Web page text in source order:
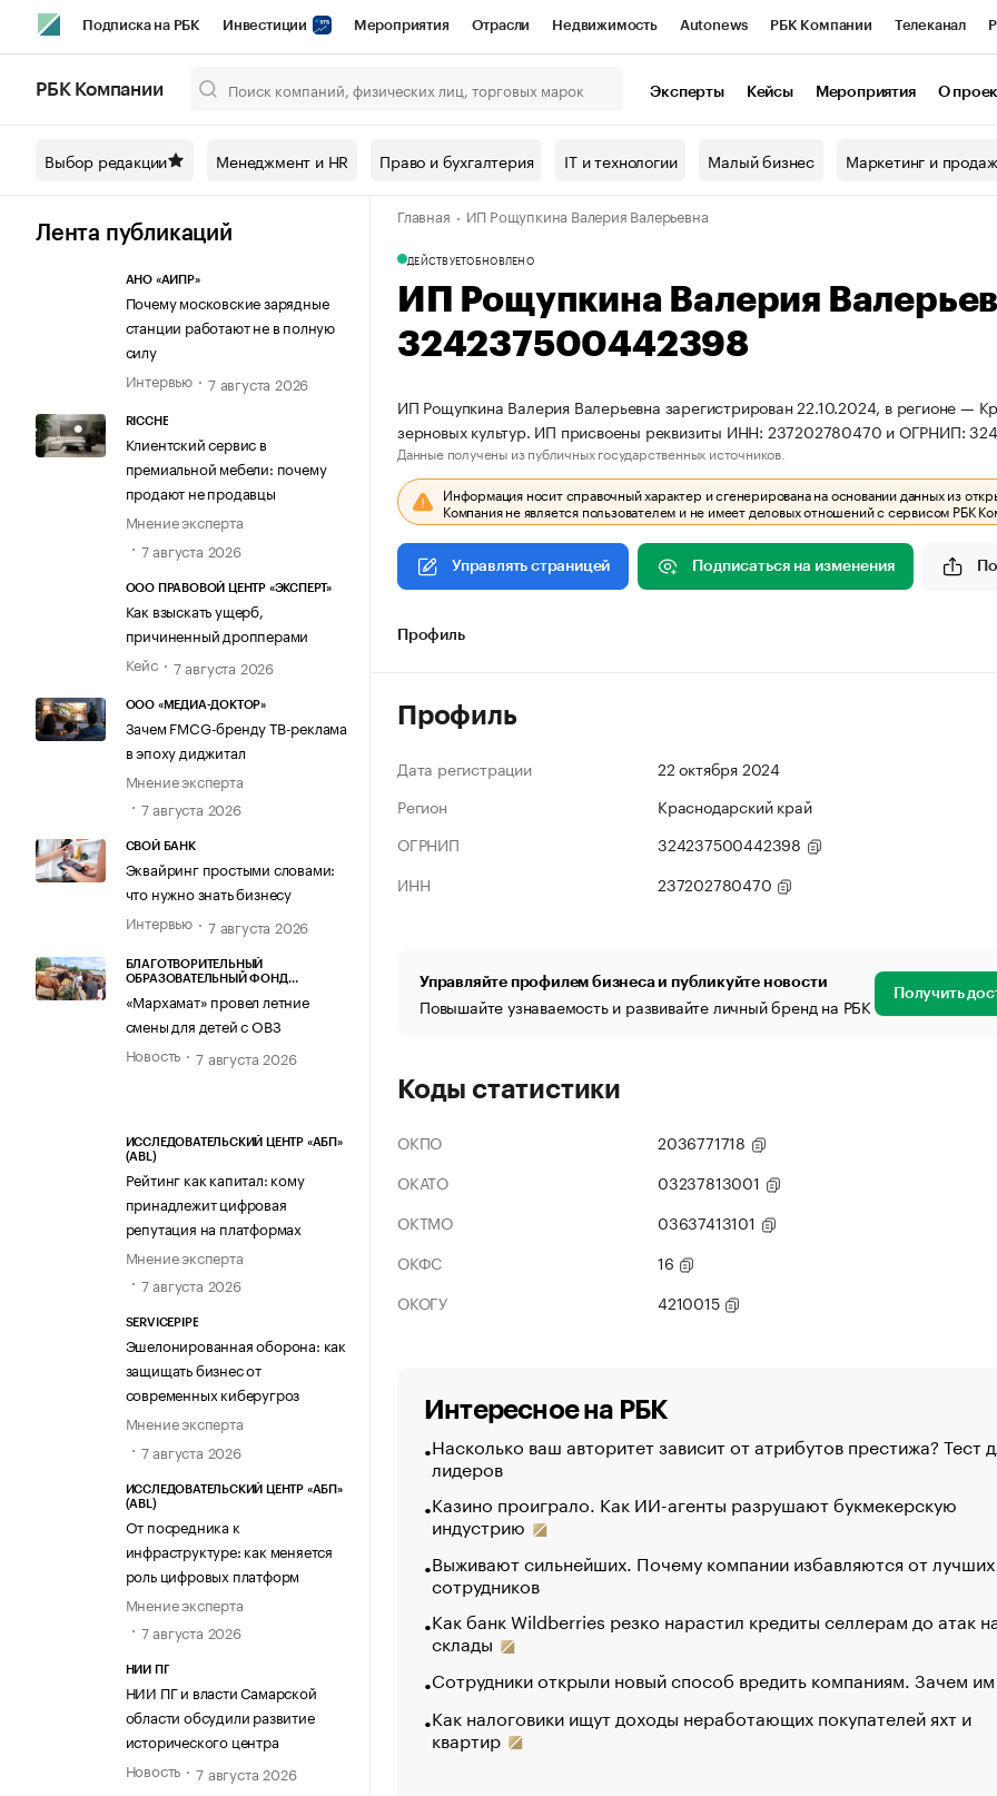
Подписка на РБК Инвестиции Мероприятия Отрасли Недвижимость Autonews РБК Компании Телеканал
Спецпроекты СПб Конференции СПб Спецпроекты Проверка контрагентов
Технологии и медиа Рынок наличной валюты
РБК Компании Эксперты Кейсы Мероприятия О
Выбор редакции Менеджмент и HR Право и бухгалтерия IT и технологии Малый бизнес Маркетинг и
Лента публикаций
АНО «АИПР»
Почему московские зарядные
станции работают не в полную
силу
Интервью
7 августа 2026
RICCHE
Клиентский сервис в
премиальной мебели: почему
продают не продавцы
Мнение эксперта
7 августа 2026
ООО ПРАВОВОЙ ЦЕНТР «ЭКСПЕРТ»
Как взыскать ущерб,
причиненный дропперами
Кейс
7 августа 2026
ООО «МЕДИА-ДОКТОР»
Зачем FMCG-бренду ТВ-реклама
в эпоху диджитал
Мнение эксперта
7 августа 2026
СВОЙ БАНК
Эквайринг простыми словами:
что нужно знать бизнесу
Интервью
7 августа 2026
БЛАГОТВОРИТЕЛЬНЫЙ
ОБРАЗОВАТЕЛЬНЫЙ ФОНД
«Мархамат» провел летние
смены для детей с ОВЗ
Новость
7 августа 2026
ИССЛЕДОВАТЕЛЬСКИЙ ЦЕНТР «АБП»
(ABL)
Рейтинг как капитал: кому
принадлежит цифровая
репутация на платформах
Мнение эксперта
7 августа 2026
SERVICEPIPE
Эшелонированная оборона: как
защищать бизнес от
современных киберугроз
Мнение эксперта
7 августа 2026
ИССЛЕДОВАТЕЛЬСКИЙ ЦЕНТР «АБП»
(ABL)
От посредника к
инфраструктуре: как меняется
роль цифровых платформ
Мнение эксперта
7 августа 2026
НИИ ПГ
НИИ ПГ и власти Самарской
области обсудили развитие
исторического центра
Новость
7 августа 2026
Главная ИП Рощупкина Валерия Валерьевна
ДЕЙСТВУЕТОБНОВЛЕНО
ИП Рощупкина Валерия
324237500442398
ИП Рощупкина Валерия Валерьевна зарегистрирован 22.10.2024, в регионе —
зерновых культур. ИП присвоены реквизиты ИНН: 237202780470 и ОГРНИП:
Данные получены из публичных государственных источников.
Информация носит справочный характер и сгенерирована на основании данных из
Компания не является пользователем и не имеет деловых отношений с сервисом РБК
Управлять страницей Подписаться на изменения
Профиль
Профиль
Дата регистрации
22 октября 2024
Регион
Краснодарский край
ОГРНИП
324237500442398
ИНН
237202780470
Управляйте профилем бизнеса и публикуйте новости
Повышайте узнаваемость и развивайте личный бренд на РБК Получить
Коды статистики
ОКПО
2036771718
ОКАТО
03237813001
ОКТМО
03637413101
ОКФС
16
ОКОГУ
4210015
Интересное на РБК
Насколько ваш авторитет зависит от атрибутов престижа? Тест
лидеров
Казино проиграло. Как ИИ-агенты разрушают букмекерскую
индустрию
Выживают сильнейших. Почему компании избавляются от лучших
сотрудников
Как банк Wildberries резко нарастил кредиты селлерам до атак
склады
Сотрудники открыли новый способ вредить компаниям. Зачем
Как налоговики ищут доходы неработающих покупателей яхт и
квартир